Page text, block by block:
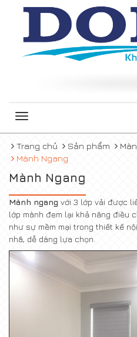
Toggle
Trang chủ
Sản phẩm
Mành Ngang
Mành Ngang
Mành ngang với 3 lớp vải được
lớp mành đem lại khả năng điều
như sự mềm mại trong thiết kế
nhã, dễ dàng lựa chọn.